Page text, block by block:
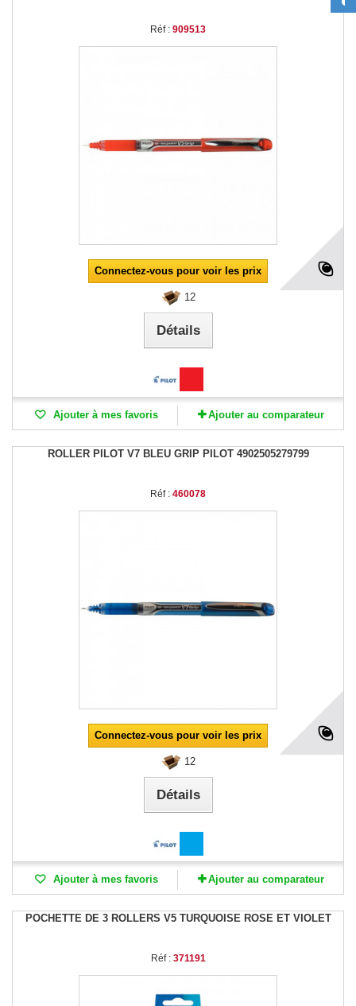
Réf : 909513
Connectez-vous pour voir les prix
12
Détails
Ajouter à mes favoris Ajouter au comparateur
ROLLER PILOT V7 BLEU GRIP PILOT 4902505279799
Réf : 460078
Connectez-vous pour voir les prix
12
Détails
Ajouter à mes favoris Ajouter au comparateur
POCHETTE DE 3 ROLLERS V5 TURQUOISE ROSE ET VIOLET
Réf : 371191